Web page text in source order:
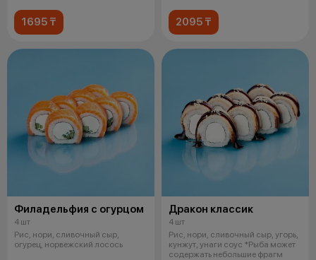
1695 ₸ 2095 ₸
Филадельфия с огурцом
4 шт
Рис, нори, сливочный сыр,
огурец, норвежский лосось
Дракон классик
4 шт
Рис, нори, сливочный сыр, угорь,
кунжут, унаги соус *Рыба может
содержать небольшие фрагм